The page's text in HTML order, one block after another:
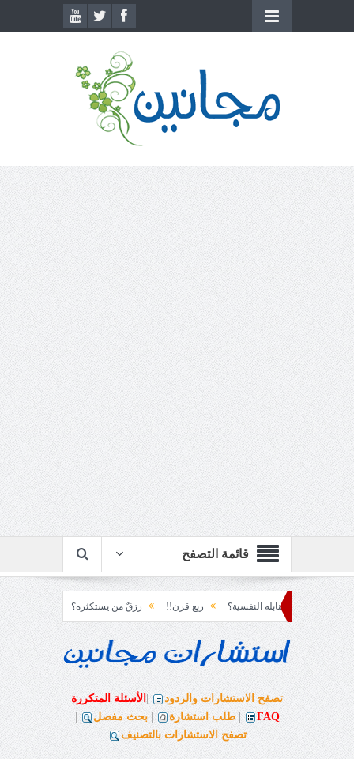
قائمة التصفح
النفسية؟ ربع قرن!! رزقٌ من يستكثره؟! منطق الأرضة والسياسة!!
تصفح الاستشارات والردود | الأسئلة المتكررة
FAQ
| طلب استشارة | بحث مفصل
|
تصفح الاستشارات بالتصنيف